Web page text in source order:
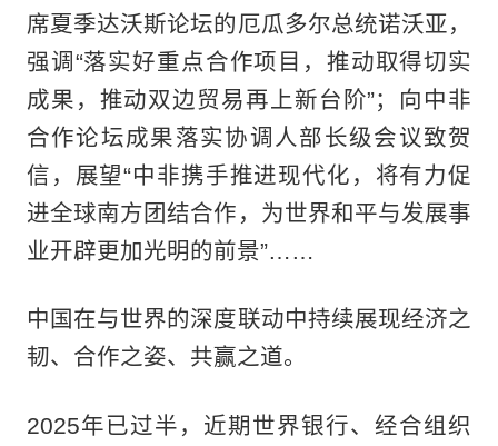
席夏季达沃斯论坛的厄瓜多尔总统诺沃亚，
强调“落实好重点合作项目，推动取得切实
成果，推动双边贸易再上新台阶”；向中非
合作论坛成果落实协调人部长级会议致贺
信，展望“中非携手推进现代化，将有力促
进全球南方团结合作，为世界和平与发展事
业开辟更加光明的前景”……
中国在与世界的深度联动中持续展现经济之
韧、合作之姿、共赢之道。
2025年已过半，近期世界银行、经合组织